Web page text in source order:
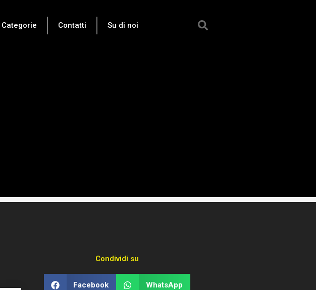
Categorie Contatti Su di noi
Condividi su
Facebook WhatsApp